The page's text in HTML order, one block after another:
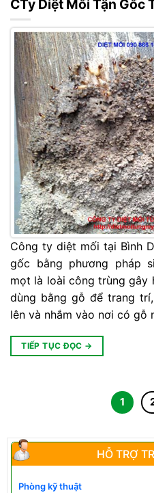
HỖ TRỢ
Phòng kỹ thuật
CTy Diệt Mối Tận Gốc
Công ty diệt mối tại Bình
gốc bằng phương pháp
mọt là loài công trùng gây
dùng bằng gỗ để trang
lên và nhắm vào nơi có gỗ
TIẾP TỤC ĐỌC →
1